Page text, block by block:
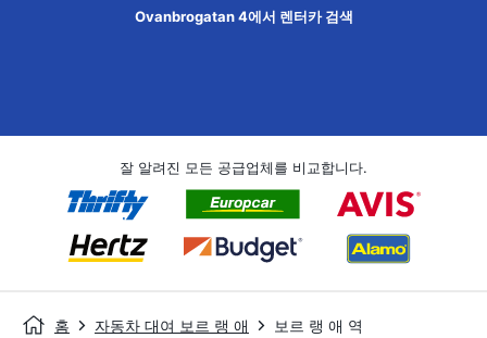
Ovanbrogatan 4에서 렌터카 검색
잘 알려진 모든 공급업체를 비교합니다.
홈 자동차 대여 보르 랭 애 보르 랭 애 역